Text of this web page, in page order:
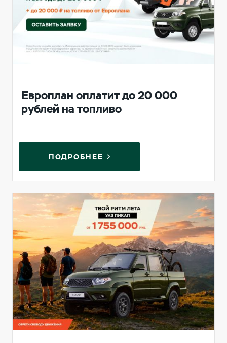
Европлан оплатит до 20 000
рублей на топливо
ПОДРОБНЕЕ